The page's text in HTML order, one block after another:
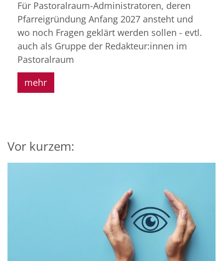
Für Pastoralraum-Administratoren, deren
Pfarreigründung Anfang 2027 ansteht und
wo noch Fragen geklärt werden sollen - evtl.
auch als Gruppe der Redakteur:innen im
Pastoralraum
mehr
Vor kurzem: